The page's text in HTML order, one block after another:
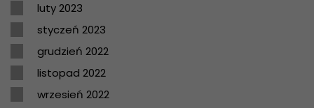
luty 2023
styczeń 2023
grudzień 2022
listopad 2022
wrzesień 2022